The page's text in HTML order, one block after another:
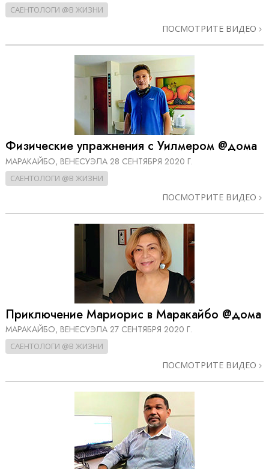
САЕНТОЛОГИ @В ЖИЗНИ
ПОСМОТРИТЕ ВИДЕО
Физические упражнения с Уилмером @дома
МАРАКАЙБО, ВЕНЕСУЭЛА 28 СЕНТЯБРЯ 2020 Г.
САЕНТОЛОГИ @В ЖИЗНИ
ПОСМОТРИТЕ ВИДЕО
Приключение Мариорис в Маракайбо @дома
МАРАКАЙБО, ВЕНЕСУЭЛА 27 СЕНТЯБРЯ 2020 Г.
САЕНТОЛОГИ @В ЖИЗНИ
ПОСМОТРИТЕ ВИДЕО